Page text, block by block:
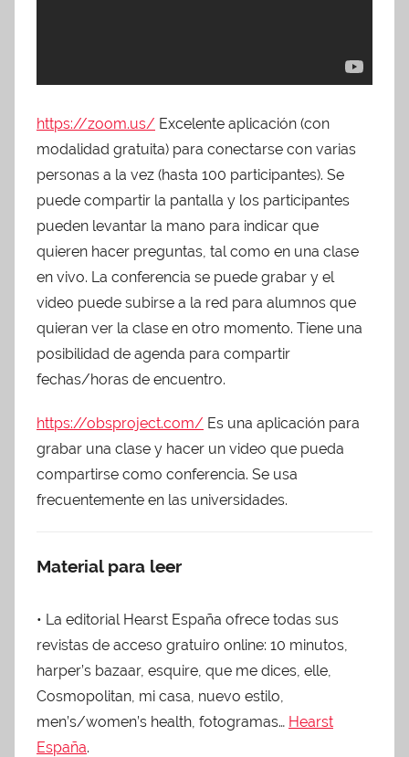
https://zoom.us/ Excelente aplicación (con
modalidad gratuita) para conectarse con varias
personas a la vez (hasta 100 participantes). Se
puede compartir la pantalla y los participantes
pueden levantar la mano para indicar que
quieren hacer preguntas, tal como en una clase
en vivo. La conferencia se puede grabar y el
video puede subirse a la red para alumnos que
quieran ver la clase en otro momento. Tiene una
posibilidad de agenda para compartir
fechas/horas de encuentro.
https://obsproject.com/ Es una aplicación para
grabar una clase y hacer un video que pueda
compartirse como conferencia. Se usa
frecuentemente en las universidades.
Material para leer
• La editorial Hearst España ofrece todas sus
revistas de acceso gratuiro online: 10 minutos,
harper’s bazaar, esquire, que me dices, elle,
Cosmopolitan, mi casa, nuevo estilo,
men’s/women’s health, fotogramas… Hearst
España.